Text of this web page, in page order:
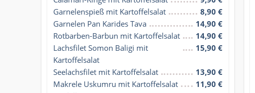
Garnelenspieß mit Kartoffelsalat
8,90 €
Garnelen Pan Karides Tava
14,90 €
Rotbarben-Barbun mit Kartoffelsalat
14,90 €
Lachsfilet Somon Baligi mit
Kartoffelsalat
15,90 €
Seelachsfilet mit Kartoffelsalat
13,90 €
Makrele Uskumru mit Kartoffelsalat
11,90 €